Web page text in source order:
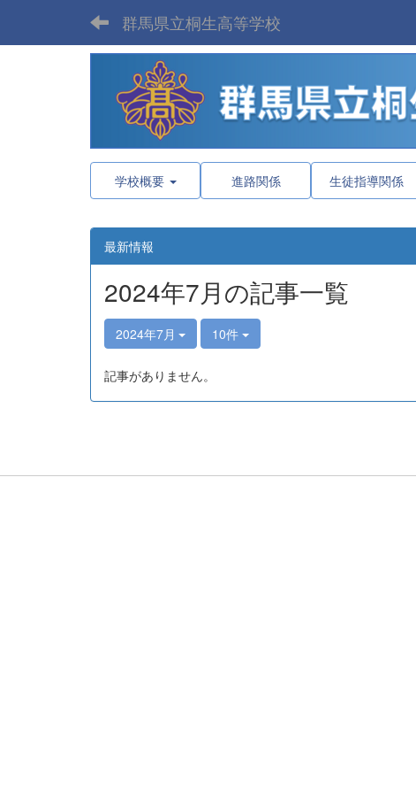
群馬県立桐生高等学校
学校概要 進路関係 生徒指導関係
最新情報
2024年7月の記事一覧
2024年7月 10件
記事がありません。